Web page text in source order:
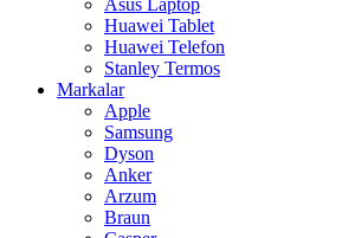
Asus Laptop
Huawei Tablet
Huawei Telefon
Stanley Termos
Markalar
Apple
Samsung
Dyson
Anker
Arzum
Braun